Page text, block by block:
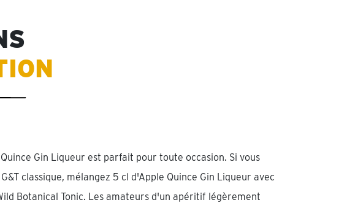
Gin Liqueur est parfait pour toute occasion. Si vous
classique, mélangez 5 cl d'Apple Quince Gin Liqueur avec
Botanical Tonic. Les amateurs d'un apéritif légèrement